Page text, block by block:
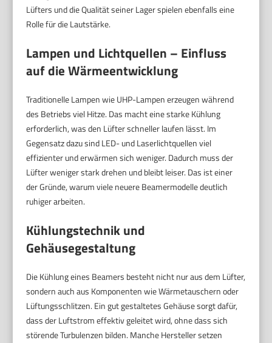
Lüfters und die Qualität seiner Lager spielen ebenfalls eine
Rolle für die Lautstärke.
Lampen und Lichtquellen – Einfluss
auf die Wärmeentwicklung
Traditionelle Lampen wie UHP-Lampen erzeugen während
des Betriebs viel Hitze. Das macht eine starke Kühlung
erforderlich, was den Lüfter schneller laufen lässt. Im
Gegensatz dazu sind LED- und Laserlichtquellen viel
effizienter und erwärmen sich weniger. Dadurch muss der
Lüfter weniger stark drehen und bleibt leiser. Das ist einer
der Gründe, warum viele neuere Beamermodelle deutlich
ruhiger arbeiten.
Kühlungstechnik und
Gehäusegestaltung
Die Kühlung eines Beamers besteht nicht nur aus dem Lüfter,
sondern auch aus Komponenten wie Wärmetauschern oder
Lüftungsschlitzen. Ein gut gestaltetes Gehäuse sorgt dafür,
dass der Luftstrom effektiv geleitet wird, ohne dass sich
störende Turbulenzen bilden. Manche Hersteller setzen